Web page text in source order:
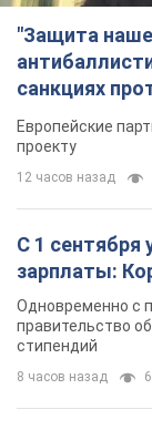
"Защита
санкциях
Видео
Европейские
проекту
12 часов назад
С 1 сентября
зарплаты:
Одновременно с
правительство
стипендий
8 часов назад